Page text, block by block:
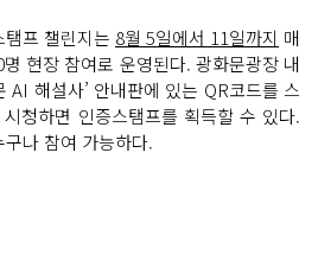
프 챌린지는 8월 5일에서 11일까지 매
현장 참여로 운영된다. 광화문광장 내
AI 해설사’ 안내판에 있는 QR코드를 스
청하면 인증스탬프를 획득할 수 있다.
나 참여 가능하다.